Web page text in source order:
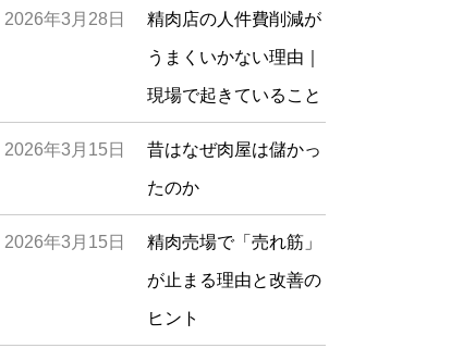
2026年3月28日 精肉店の人件費削減が
うまくいかない理由｜
現場で起きていること
2026年3月15日 昔はなぜ肉屋は儲かっ
たのか
2026年3月15日 精肉売場で「売れ筋」
が止まる理由と改善の
ヒント